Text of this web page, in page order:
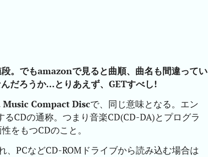
。でもamazonで見ると曲順、曲名も間違ってい
だろうか…とりあえず、GETすべし!
Compact Discで、同じ意味となる。エン
るCDの通称。つまり音楽CD(CD-DA)とプログラ
をもつCDのこと。
PCなどCD-ROMドライブから読み込む場合は